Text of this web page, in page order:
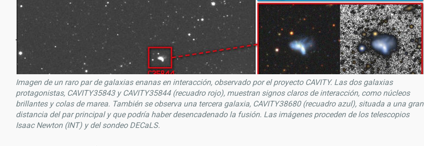
Imagen de un raro par de galaxias enanas en interacción, observado por el proyecto CAVITY. Las dos galaxias
protagonistas, CAVITY35843 y CAVITY35844 (recuadro rojo), muestran signos claros de interacción, como núcleos
brillantes y colas de marea. También se observa una tercera galaxia, CAVITY38680 (recuadro azul), situada a una gran
distancia del par principal y que podría haber desencadenado la fusión. Las imágenes proceden de los telescopios
Isaac Newton (INT) y del sondeo DECaLS.